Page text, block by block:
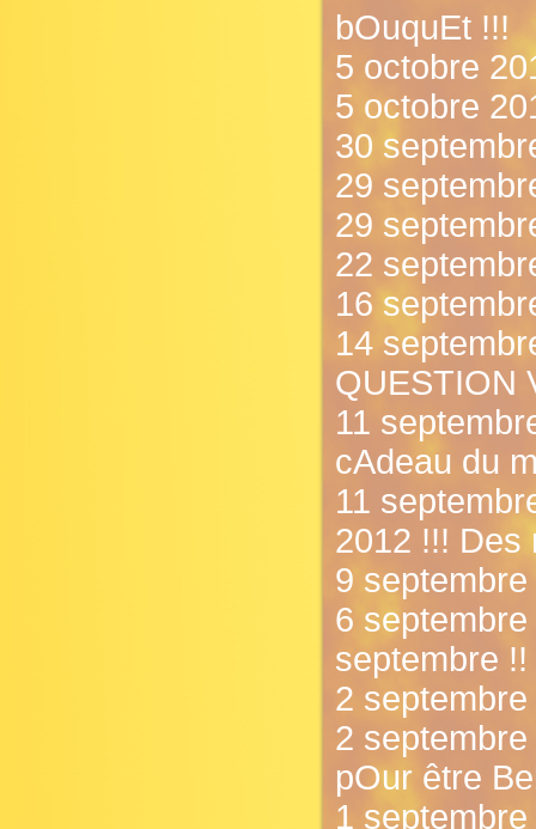
bOuquEt !!!
5 octobre
5 octobre
30
29
29
22
16
14
QUESTION
11
cAdeau du
11
2012 !!! Des
9
6
septembre !!
2
2
pOur être
1